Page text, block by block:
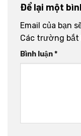
Để lại một
Email của bạn
Các trường bắt
Bình luận*